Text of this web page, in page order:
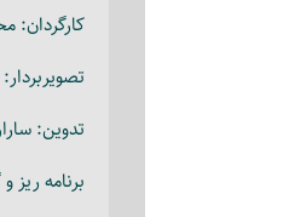
کارگردان:
تدوین:
برنامه ریز